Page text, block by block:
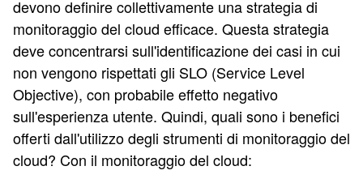
devono definire collettivamente una strategia di
monitoraggio del cloud efficace. Questa strategia
deve concentrarsi sull'identificazione dei casi in cui
non vengono rispettati gli SLO (Service Level
Objective), con probabile effetto negativo
sull'esperienza utente. Quindi, quali sono i benefici
offerti dall'utilizzo degli strumenti di monitoraggio del
cloud? Con il monitoraggio del cloud: